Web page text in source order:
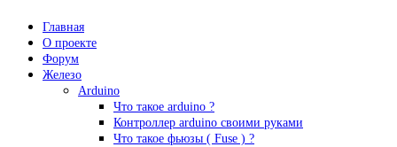
Главная
О проекте
Форум
Железо
Arduino
Что такое аrduino ?
Контроллер arduino своими руками
Что такое фьюзы ( Fuse ) ?